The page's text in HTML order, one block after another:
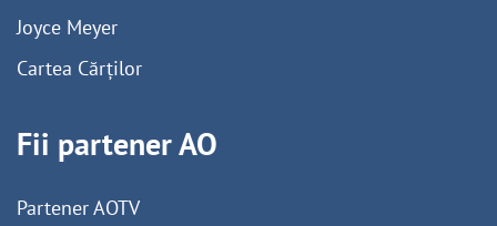
Joyce Meyer
Cartea Cărților
Fii partener AO
Partener AOTV